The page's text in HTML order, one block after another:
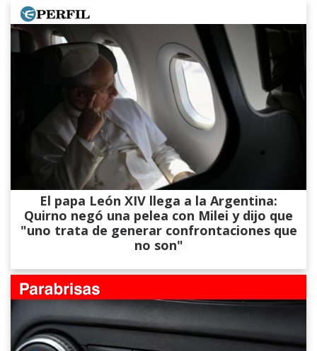
El papa León XIV llega a la Argentina:
Quirno negó una pelea con Milei y dijo que
"uno trata de generar confrontaciones que
no son"